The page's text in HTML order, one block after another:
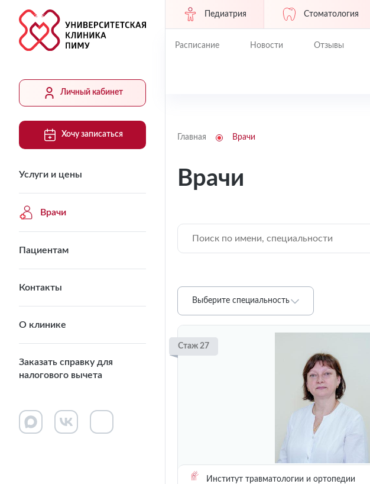
Личный кабинет
Хочу записаться
Услуги и цены
Врачи
Пациентам
Контакты
О клинике
Заказать справку для
налогового вычета
Педиатрия Стоматология
Расписание Новости Отзывы
Главная Врачи
Врачи
Выберите специальность
Стаж 27
Институт травматологии и ортопедии